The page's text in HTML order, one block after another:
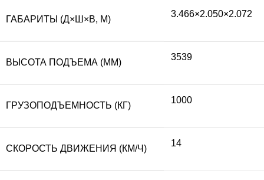
ГАБАРИТЫ (Д×Ш×В, М)
3.466×2.050×2.072
ВЫСОТА ПОДЪЕМА (ММ)
3539
ГРУЗОПОДЪЕМНОСТЬ (КГ)
1000
СКОРОСТЬ ДВИЖЕНИЯ (КМ/Ч)
14